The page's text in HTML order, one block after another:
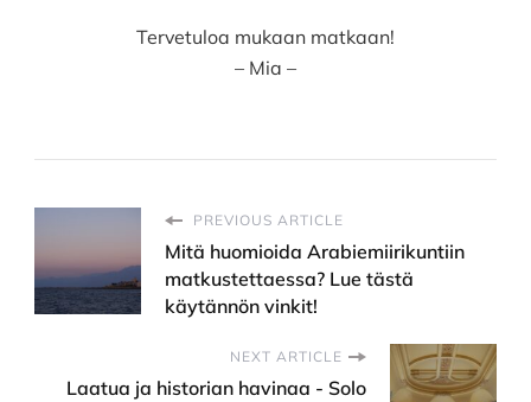
Tervetuloa mukaan matkaan!
– Mia –
PREVIOUS ARTICLE
Mitä huomioida Arabiemiirikuntiin
matkustettaessa? Lue tästä
käytännön vinkit!
NEXT ARTICLE
Laatua ja historian havinaa - Solo